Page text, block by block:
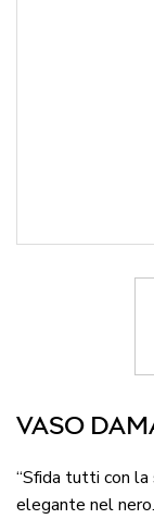
VASO
“Sfida tutti con la
elegante nel